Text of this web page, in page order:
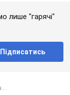
лише "гарячі"
Підписатись